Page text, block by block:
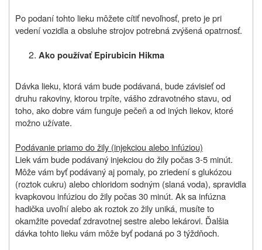
Po podaní tohto lieku môžete cítiť nevoľnosť, preto je pri
vedení vozidla a obsluhe strojov potrebná zvýšená opatrnosť.
Ako používať Epirubicin Hikma
Dávka lieku, ktorá vám bude podávaná, bude závisieť od
druhu rakoviny, ktorou trpíte, vášho zdravotného stavu, od
toho, ako dobre vám funguje pečeň a od iných liekov, ktoré
možno užívate.
Podávanie priamo do žily (injekciou alebo infúziou)
Liek vám bude podávaný injekciou do žily počas 3-5 minút.
Môže vám byť podávaný aj pomaly, po zriedení s glukózou
(roztok cukru) alebo chloridom sodným (slaná voda), spravidla
kvapkovou infúziou do žily počas 30 minút. Ak sa infúzna
hadička uvoľní alebo ak roztok zo žily uniká, musíte to
okamžite povedať zdravotnej sestre alebo lekárovi. Ďalšia
dávka tohto lieku vám môže byť podaná po 3 týždňoch.